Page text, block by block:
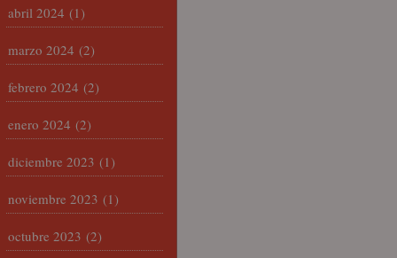
abril 2024 (1)
marzo 2024 (2)
febrero 2024 (2)
enero 2024 (2)
diciembre 2023 (1)
noviembre 2023 (1)
octubre 2023 (2)